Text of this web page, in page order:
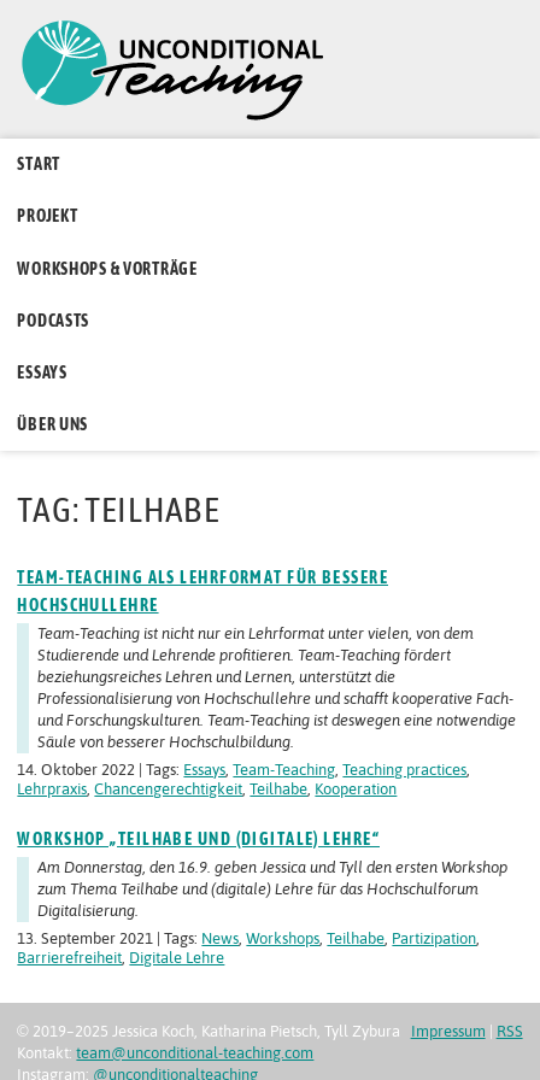
START
PROJEKT
WORKSHOPS & VORTRÄGE
PODCASTS
ESSAYS
ÜBER UNS
TAG: TEILHABE
TEAM-TEACHING ALS LEHRFORMAT FÜR BESSERE
HOCHSCHULLEHRE
Team-Teaching ist nicht nur ein Lehrformat unter vielen, von dem
Studierende und Lehrende profitieren. Team-Teaching fördert
beziehungsreiches Lehren und Lernen, unterstützt die
Professionalisierung von Hochschullehre und schafft kooperative Fach-
und Forschungskulturen. Team-Teaching ist deswegen eine notwendige
Säule von besserer Hochschulbildung.
14. Oktober 2022 | Tags: Essays,Team-Teaching,Teaching practices,
Lehrpraxis,Chancengerechtigkeit,Teilhabe, Kooperation
WORKSHOP „TEILHABE UND (DIGITALE) LEHRE“
Am Donnerstag, den 16.9. geben Jessica und Tyll den ersten Workshop
zum Thema Teilhabe und (digitale) Lehre für das Hochschulforum
Digitalisierung.
13. September 2021 | Tags: News,Workshops,Teilhabe, Partizipation,
Barrierefreiheit, Digitale Lehre
© 2019–2025 Jessica Koch, Katharina Pietsch, Tyll Zybura
Kontakt:team@unconditional-teaching.com
Instagram: @unconditionalteaching
Impressum | RSS